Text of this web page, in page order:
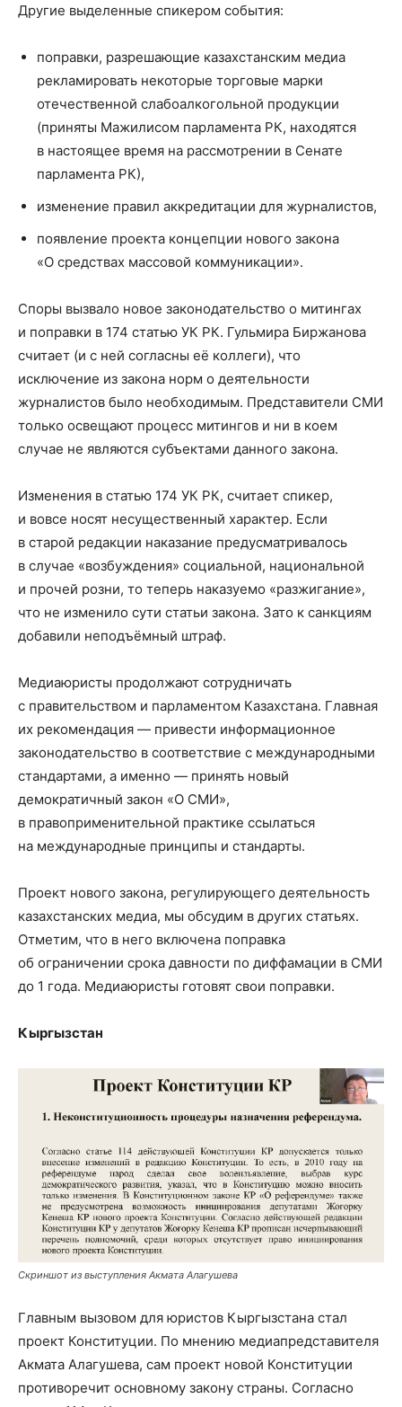
Другие выделенные спикером события:
поправки, разрешающие казахстанским медиа
рекламировать некоторые торговые марки
отечественной слабоалкогольной продукции
(приняты Мажилисом парламента РК, находятся
в настоящее время на рассмотрении в Сенате
парламента РК),
изменение правил аккредитации для журналистов,
появление проекта концепции нового закона
«О средствах массовой коммуникации».
Споры вызвало новое законодательство о митингах
и поправки в 174 статью УК РК. Гульмира Биржанова
считает (и с ней согласны её коллеги), что
исключение из закона норм о деятельности
журналистов было необходимым. Представители СМИ
только освещают процесс митингов и ни в коем
случае не являются субъектами данного закона.
Изменения в статью 174 УК РК, считает спикер,
и вовсе носят несущественный характер. Если
в старой редакции наказание предусматривалось
в случае «возбуждения» социальной, национальной
и прочей розни, то теперь наказуемо «разжигание»,
что не изменило сути статьи закона. Зато к санкциям
добавили неподъёмный штраф.
Медиаюристы продолжают сотрудничать
с правительством и парламентом Казахстана. Главная
их рекомендация — привести информационное
законодательство в соответствие с международными
стандартами, а именно — принять новый
демократичный закон «О СМИ»,
в правоприменительной практике ссылаться
на международные принципы и стандарты.
Проект нового закона, регулирующего деятельность
казахстанских медиа, мы обсудим в других статьях.
Отметим, что в него включена поправка
об ограничении срока давности по диффамации в СМИ
до 1 года. Медиаюристы готовят свои поправки.
Кыргызстан
Скриншот из выступления Акмата Алагушева
Главным вызовом для юристов Кыргызстана стал
проект Конституции. По мнению медиапредставителя
Акмата Алагушева, сам проект новой Конституции
противоречит основному закону страны. Согласно